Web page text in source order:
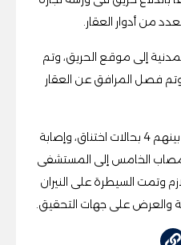
من أدوار العقار.
إلى موقع الحريق، وتم
فصل المرافق عن العقار
أسفر الحريق عن إصابة 5 أشخاص بينهم 4 بحالات اختناق، وإصابة
30% ونُقل المصاب الخامس إلى المستشفى
وتمت السيطرة على النيران
والعرض على جهات التحقيق.